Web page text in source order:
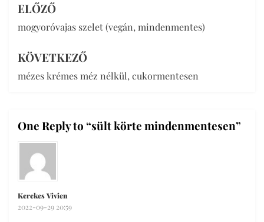
Bejegyzés
navigáció
ELŐZŐ
mogyoróvajas szelet (vegán, mindenmentes)
KÖVETKEZŐ
mézes krémes méz nélkül, cukormentesen
One Reply to “sült körte mindenmentesen”
Kerekes Vivien
2022-09-29 20:59